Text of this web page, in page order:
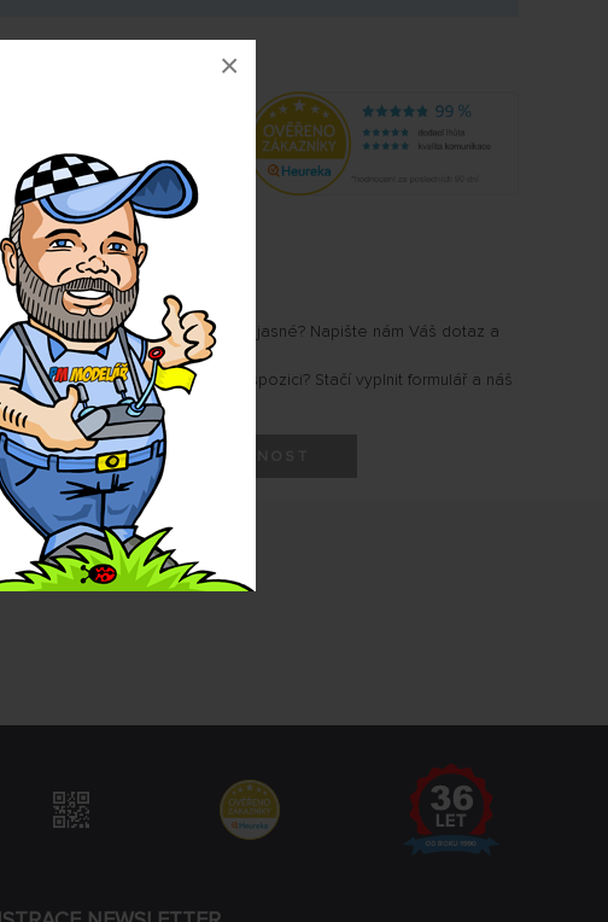
×
Nejsou Vám některé parametry jasné? Napište nám Váš dotaz a
ve chvíli, kdy produkt bude k dispozici? Stačí vyplnit formulář a náš
HLÍDAT DOSTUPNOST